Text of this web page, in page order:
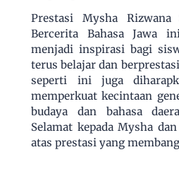
Prestasi Mysha
Bercerita Bahasa Jawa
menjadi inspirasi bagi
terus belajar dan
seperti ini juga
memperkuat kecintaan
budaya dan bahasa
Selamat kepada Mysha
atas prestasi yang